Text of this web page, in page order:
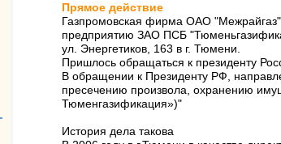
Прямое действие
Газпромовская фирма ОАО
предприятию ЗАО ПСБ
ул. Энергетиков, 163 в г. Тюмени.
Пришлось обращаться к президенту
В обращении к Президенту РФ,
пресечению произвола, охранению
Тюменгазификация»)"
История дела такова